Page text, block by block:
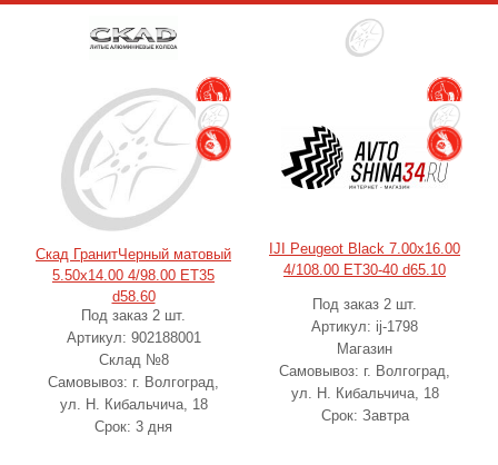
Скад ГранитЧерный матовый
5.50x14.00 4/98.00 ET35
d58.60
Под заказ 2 шт.
Артикул: 902188001
Склад №8
Самовывоз: г. Волгоград,
ул. Н. Кибальчича, 18
Срок: 3 дня
IJI Peugeot Black 7.00x16.00
4/108.00 ET30-40 d65.10
Под заказ 2 шт.
Артикул: ij-1798
Магазин
Самовывоз: г. Волгоград,
ул. Н. Кибальчича, 18
Срок: Завтра